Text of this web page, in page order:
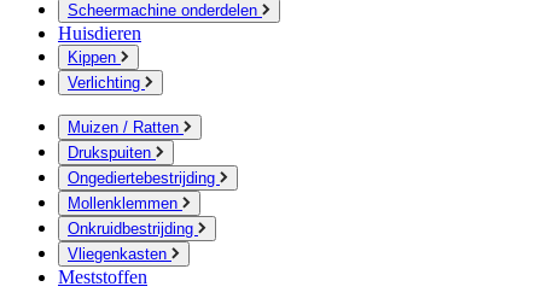
Scheermachine onderdelen
Huisdieren
Kippen
Verlichting
Muizen / Ratten
Drukspuiten
Ongediertebestrijding
Mollenklemmen
Onkruidbestrijding
Vliegenkasten
Meststoffen